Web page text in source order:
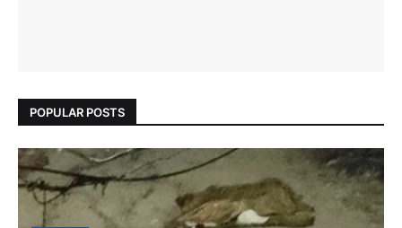
POPULAR POSTS